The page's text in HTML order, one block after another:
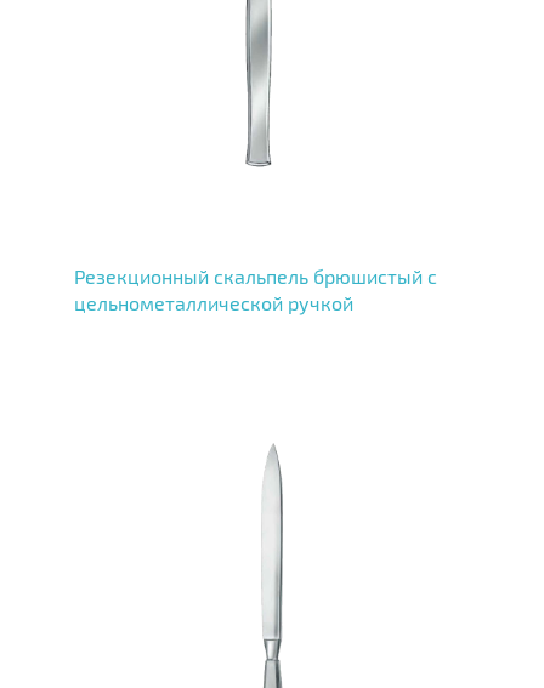
Резекционный скальпель брюшистый с
цельнометаллической ручкой